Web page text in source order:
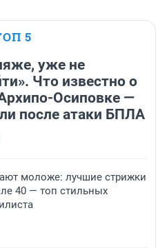
5
уже не
Что известно о
Осиповке —
после атаки БПЛА
моложе: лучшие стрижки
40 — топ стильных